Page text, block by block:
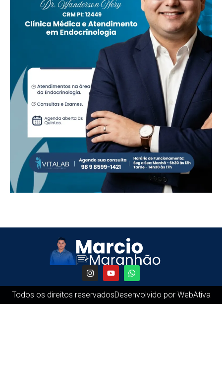
Todos os direitos reservadosDesenvolvido por WebAtiva